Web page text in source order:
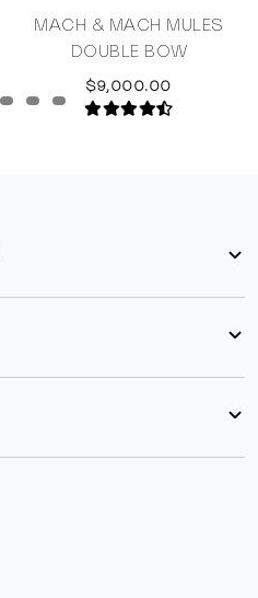
MACH & MACH MULES
DOUBLE BOW
$9,000.00